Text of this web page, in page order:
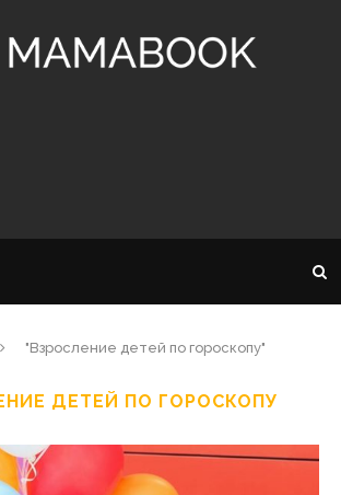
"Взросление детей по гороскопу"
ДЕТЕЙ ПО ГОРОСКОПУ